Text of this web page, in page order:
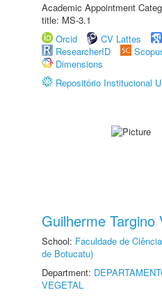
Academic Appointment
title: MS-3.1
Orcid
CV Lattes
ResearcherID
Dimensions
Repositório Institucional
Guilherme Targino
School: Faculdade de
de Botucatu)
Department:
VEGETAL